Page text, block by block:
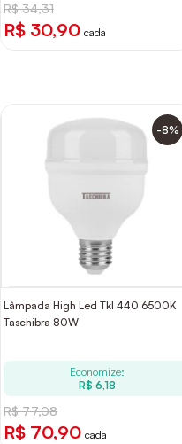
R$ 34,31
R$ 30,90 cada
-8%
Lâmpada High Led Tkl 440 6500K
Taschibra 80W
Economize:
R$ 6,18
R$ 77,08
R$ 70,90 cada